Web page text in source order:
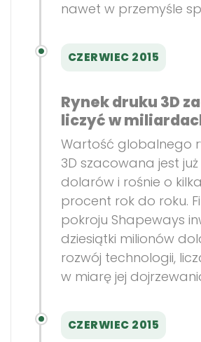
nawet w przemyśle
CZERWIEC 2015
Rynek druku 3D
liczyć w
Wartość globalnego
3D szacowana jest
dolarów i rośnie o
procent rok do roku.
pokroju Shapeways
dziesiątki milionów
rozwój technologii,
w miarę jej
CZERWIEC 2015